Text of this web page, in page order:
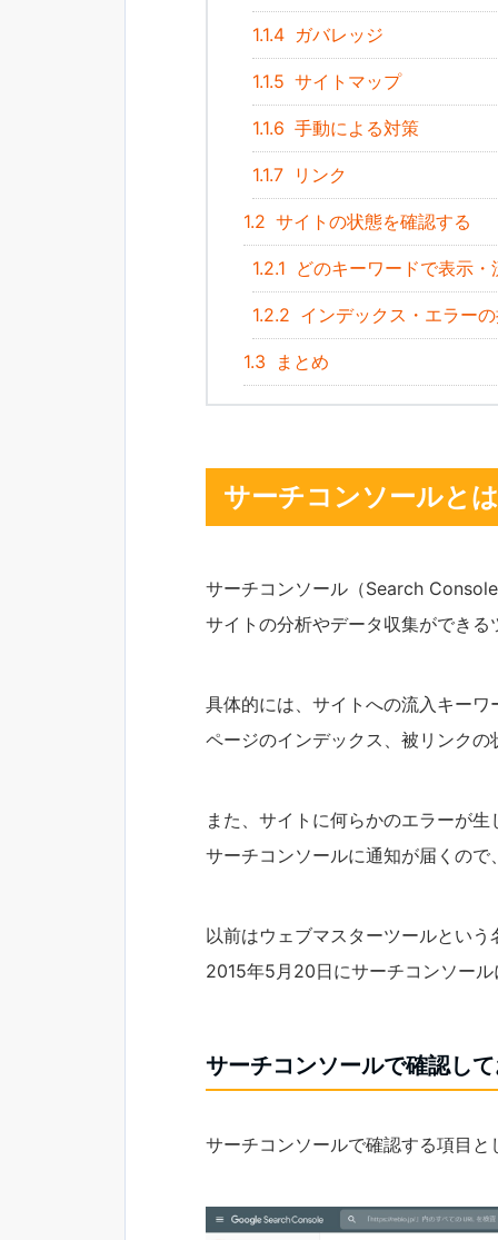
1.1.4 ガバレッジ
1.1.5 サイトマップ
1.1.6 手動による対策
1.1.7 リンク
1.2 サイトの状態を確認する
1.2.1 どのキーワードで表示
1.2.2 インデックス・エラー
1.3 まとめ
サーチコンソールとは
サーチコンソール（Search
サイトの分析やデータ収集ができる
具体的には、サイトへの流入キー
ページのインデックス、被リンク
また、サイトに何らかのエラーが
サーチコンソールに通知が届くの
以前はウェブマスターツールという
2015年5月20日にサーチコンソー
サーチコンソールで確認し
サーチコンソールで確認する項目